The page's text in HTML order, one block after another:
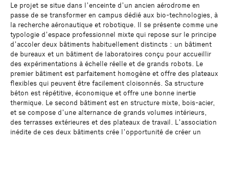
Le projet se situe dans l’enceinte d’un ancien aérodrome en
passe de se transformer en campus dédié aux bio-technologies, à
la recherche aéronautique et robotique. Il se présente comme une
typologie d’espace professionnel mixte qui repose sur le principe
d’accoler deux bâtiments habituellement distincts : un bâtiment
de bureaux et un bâtiment de laboratoires conçu pour accueillir
des expérimentations à échelle réelle et de grands robots. Le
premier bâtiment est parfaitement homogène et offre des plateaux
flexibles qui peuvent être facilement cloisonnés. Sa structure
béton est répétitive, économique et offre une bonne inertie
thermique. Le second bâtiment est en structure mixte, bois-acier,
et se compose d’une alternance de grands volumes intérieurs,
des terrasses extérieures et des plateaux de travail. L’association
inédite de ces deux bâtiments crée l’opportunité de créer un